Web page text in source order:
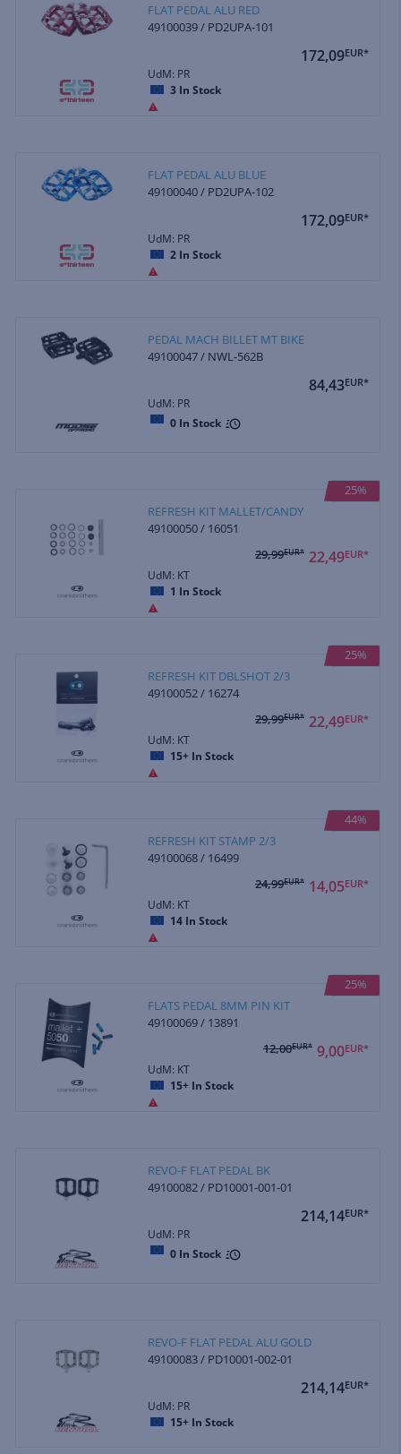
FLAT PEDAL ALU RED
49100039 / PD2UPA-101
172,09EUR*
UdM: PR
3 In Stock
FLAT PEDAL ALU BLUE
49100040 / PD2UPA-102
172,09EUR*
UdM: PR
2 In Stock
PEDAL MACH BILLET MT BIKE
49100047 / NWL-562B
84,43EUR*
UdM: PR
0 In Stock
25%
REFRESH KIT MALLET/CANDY
49100050 / 16051
22,49EUR*
29,99EUR*
UdM: KT
1 In Stock
25%
REFRESH KIT DBLSHOT 2/3
49100052 / 16274
22,49EUR*
29,99EUR*
UdM: KT
15+ In Stock
44%
REFRESH KIT STAMP 2/3
49100068 / 16499
14,05EUR*
24,99EUR*
UdM: KT
14 In Stock
25%
FLATS PEDAL 8MM PIN KIT
49100069 / 13891
9,00EUR*
12,00EUR*
UdM: KT
15+ In Stock
REVO-F FLAT PEDAL BK
49100082 / PD10001-001-01
214,14EUR*
UdM: PR
0 In Stock
REVO-F FLAT PEDAL ALU GOLD
49100083 / PD10001-002-01
214,14EUR*
UdM: PR
15+ In Stock